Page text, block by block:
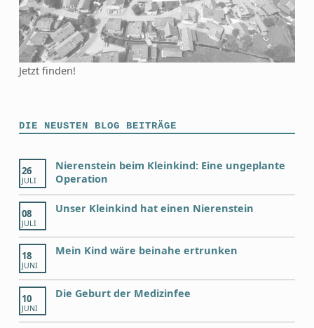
Jetzt finden!
DIE NEUSTEN BLOG BEITRÄGE
26
JULI
Nierenstein beim Kleinkind: Eine ungeplante
Operation
08
JULI
Unser Kleinkind hat einen Nierenstein
18
JUNI
Mein Kind wäre beinahe ertrunken
10
JUNI
Die Geburt der Medizinfee